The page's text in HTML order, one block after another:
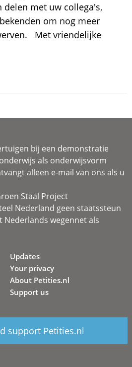
delen met uw collega's,
om nog meer
Met vriendelijke
bij een demonstratie
als onderwijsvorm
alleen e-mail van ons als u
Staal Project
Nederland geen staatssteun
Nederlands wegennet als
Updates
Your privacy
About Petities.nl
Support us
support Petities.nl